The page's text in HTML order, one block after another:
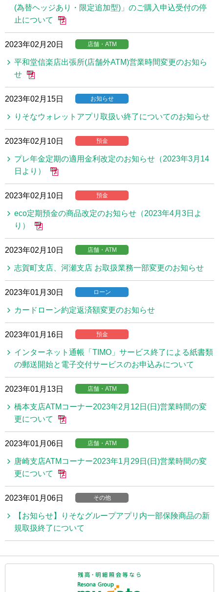
(為替ヘッジあり・限定追加型)」のご購入申込受付の停
止について
2023年02月20日 店舗・ATM
平和堂信楽店出張所(店舗外ATM)営業時間変更のお知ら
せ
2023年02月15日 お知らせ
りそなウォレットアプリ取扱い終了についてのお知らせ
2023年02月10日 預金
プレ年金定期の適用金利改定のお知らせ（2023年3月14
日より）
2023年02月10日 預金
eco定期預金の商品改定のお知らせ（2023年4月3日よ
り）
2023年02月10日 店舗・ATM
志賀町支店、河瀬支店 お取扱業務一部変更のお知らせ
2023年01月30日 ローン
カードローン約定返済額変更のお知らせ
2023年01月16日 預金
インターネット通帳「TIMO」サービス終了による紙書類
の郵送開始と電子交付サービスのお申込みについて
2023年01月13日 店舗・ATM
橋本支店ATMコーナー2023年2月12日(日)営業時間の変
更について
2023年01月06日 店舗・ATM
唐崎支店ATMコーナー2023年1月29日(日)営業時間の変
更について
2023年01月06日 その他
【お知らせ】りそなグループアプリ内一部保険商品の新
規取扱終了について